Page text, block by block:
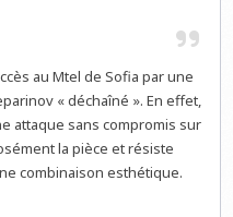
au Mtel de Sofia par une
« déchaîné ». En effet,
attaque sans compromis sur
la pièce et résiste
combinaison esthétique.